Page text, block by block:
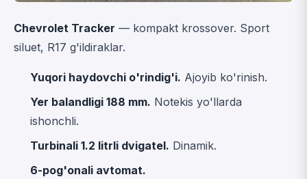
Chevrolet Tracker — kompakt krossover. Sport
siluet, R17 g'ildiraklar.
Yuqori haydovchi o'rindig'i. Ajoyib ko'rinish.
Yer balandligi 188 mm. Notekis yo'llarda
ishonchli.
Turbinali 1.2 litrli dvigatel. Dinamik.
6-pog'onali avtomat.